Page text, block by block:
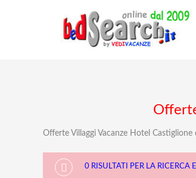
Offerte Villaggi Vacanze Hotel Castiglione
0 RISULTATI PER LA RICERCA